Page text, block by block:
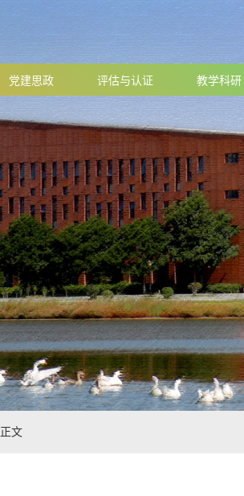
党建思政 评估与认证 教学科研
正文